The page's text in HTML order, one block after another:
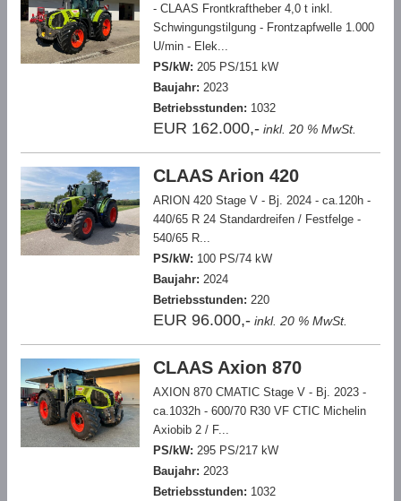
- CLAAS Frontkraftheber 4,0 t inkl.
Schwingungstilgung - Frontzapfwelle 1.000
U/min - Elek...
PS/kW: 205 PS/151 kW
Baujahr: 2023
Betriebsstunden: 1032
EUR 162.000,- inkl. 20 % MwSt.
CLAAS Arion 420
ARION 420 Stage V - Bj. 2024 - ca.120h -
440/65 R 24 Standardreifen / Festfelge -
540/65 R...
PS/kW: 100 PS/74 kW
Baujahr: 2024
Betriebsstunden: 220
EUR 96.000,- inkl. 20 % MwSt.
CLAAS Axion 870
AXION 870 CMATIC Stage V - Bj. 2023 -
ca.1032h - 600/70 R30 VF CTIC Michelin
Axiobib 2 / F...
PS/kW: 295 PS/217 kW
Baujahr: 2023
Betriebsstunden: 1032